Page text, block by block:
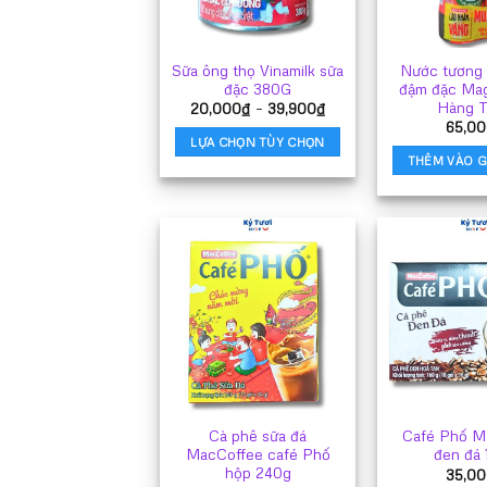
Sữa ông thọ Vinamilk sữa
đặc 380G
20,000₫ – 39,900₫Khoảng
giá:
39,900₫
LỰA CHỌN TÙY CHỌN
phẩm
có
nhiều
biến
thể.
Các
tùy
chọn
có
được
chọn
Nước tương
đậm đặc
Hàng
THÊM VÀO
Cà phê sữa đá
MacCoffee café Phố
hộp 240g
Café Phố
đen đá